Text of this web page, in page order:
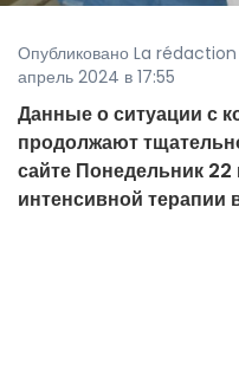
Опубликовано La
апрель 2024 в 17:55
Данные о ситуации с
продолжают
сайте Понедельник
интенсивной терапии